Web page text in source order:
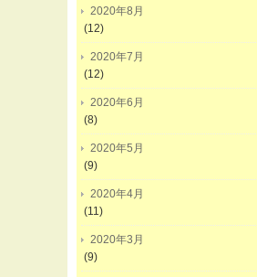
2020年8月
(12)
2020年7月
(12)
2020年6月
(8)
2020年5月
(9)
2020年4月
(11)
2020年3月
(9)